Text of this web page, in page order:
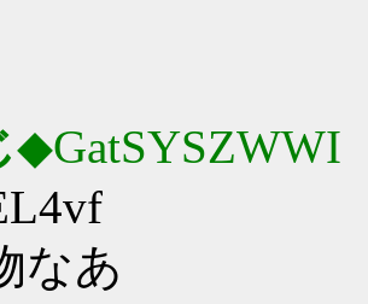
◆GatSYSZWWI
なあ